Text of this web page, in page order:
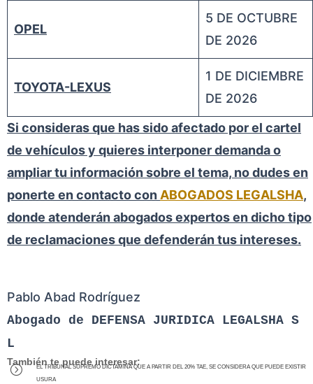
OPEL
5 DE OCTUBRE
DE 2026
TOYOTA-LEXUS
1 DE DICIEMBRE
DE 2026
Si consideras que has sido afectado por el cartel
de vehículos y quieres interponer demanda o
ampliar tu información sobre el tema, no dudes en
ponerte en contacto con ABOGADOS LEGALSHA,
donde atenderán abogados expertos en dicho tipo
de reclamaciones que defenderán tus intereses.
Pablo Abad Rodríguez
Abogado de DEFENSA JURIDICA LEGALSHA S
L
También te puede interesar:
=
EL TRIBUNAL SUPREMO DICTAMINA QUE A PARTIR DEL 20% TAE, SE CONSIDERA QUE PUEDE EXISTIR
USURA